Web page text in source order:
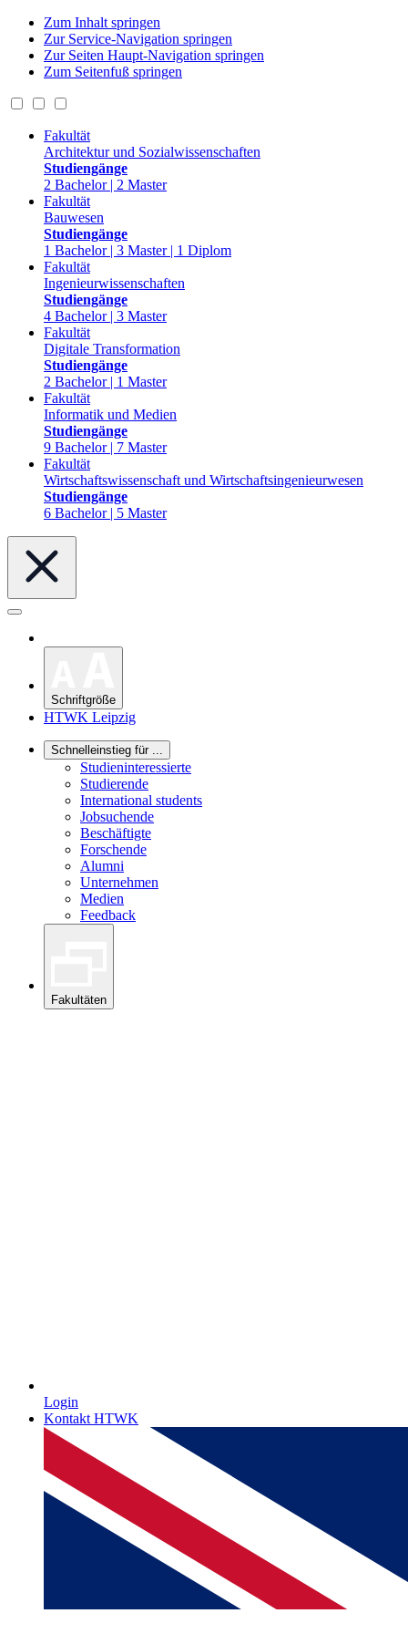
Zum Inhalt springen
Zur Service-Navigation springen
Zur Seiten Haupt-Navigation springen
Zum Seitenfuß springen
Fakultät
Architektur und Sozialwissenschaften
Studiengänge
2 Bachelor | 2 Master
Fakultät
Bauwesen
Studiengänge
1 Bachelor | 3 Master | 1 Diplom
Fakultät
Ingenieurwissenschaften
Studiengänge
4 Bachelor | 3 Master
Fakultät
Digitale Transformation
Studiengänge
2 Bachelor | 1 Master
Fakultät
Informatik und Medien
Studiengänge
9 Bachelor | 7 Master
Fakultät
Wirtschaftswissenschaft und Wirtschaftsingenieurwesen
Studiengänge
6 Bachelor | 5 Master
Schriftgröße
HTWK Leipzig
Schnelleinstieg für ...
Studieninteressierte
Studierende
International students
Jobsuchende
Beschäftigte
Forschende
Alumni
Unternehmen
Medien
Feedback
Fakultäten
Login
Kontakt HTWK